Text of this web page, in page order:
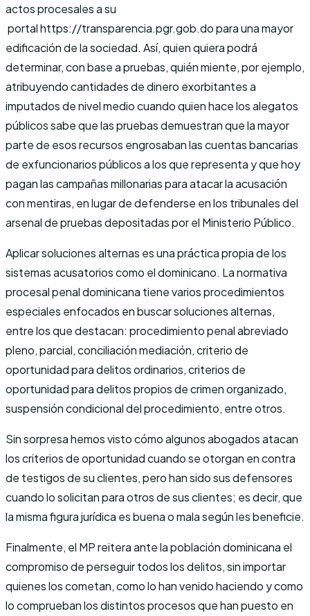
actos procesales a su
portal https://transparencia.pgr.gob.do para una mayor
edificación de la sociedad. Así, quien quiera podrá
determinar, con base a pruebas, quién miente, por ejemplo,
atribuyendo cantidades de dinero exorbitantes a
imputados de nivel medio cuando quien hace los alegatos
públicos sabe que las pruebas demuestran que la mayor
parte de esos recursos engrosaban las cuentas bancarias
de exfuncionarios públicos a los que representa y que hoy
pagan las campañas millonarias para atacar la acusación
con mentiras, en lugar de defenderse en los tribunales del
arsenal de pruebas depositadas por el Ministerio Público.
Aplicar soluciones alternas es una práctica propia de los
sistemas acusatorios como el dominicano. La normativa
procesal penal dominicana tiene varios procedimientos
especiales enfocados en buscar soluciones alternas,
entre los que destacan: procedimiento penal abreviado
pleno, parcial, conciliación mediación, criterio de
oportunidad para delitos ordinarios, criterios de
oportunidad para delitos propios de crimen organizado,
suspensión condicional del procedimiento, entre otros.
Sin sorpresa hemos visto cómo algunos abogados atacan
los criterios de oportunidad cuando se otorgan en contra
de testigos de su clientes, pero han sido sus defensores
cuando lo solicitan para otros de sus clientes; es decir, que
la misma figura jurídica es buena o mala según les beneficie.
Finalmente, el MP reitera ante la población dominicana el
compromiso de perseguir todos los delitos, sin importar
quienes los cometan, como lo han venido haciendo y como
lo comprueban los distintos procesos que han puesto en